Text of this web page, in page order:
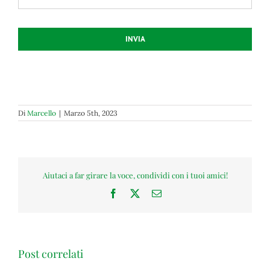
INVIA
Di Marcello | Marzo 5th, 2023
Aiutaci a far girare la voce, condividi con i tuoi amici!
Facebook Email
Post correlati